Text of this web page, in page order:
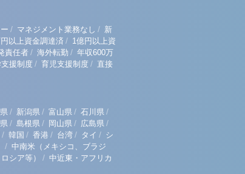
/ マネジメント業務なし / 新
以上資金調達済 / 1億円以上資
責任者/ 海外転勤 / 年収600万
援制度 / 育児支援制度 / 直接
/ 新潟県 / 富山県 / 石川県 /
/ 島根県 / 岡山県 / 広島県 /
/ 韓国 / 香港 / 台湾 / タイ / シ
/ 中南米（メキシコ、ブラジ
シア等） / 中近東・アフリカ